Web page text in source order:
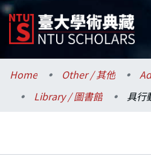
Communities & Collections
Research Outputs
Home Other / 其他
Library / 圖書館